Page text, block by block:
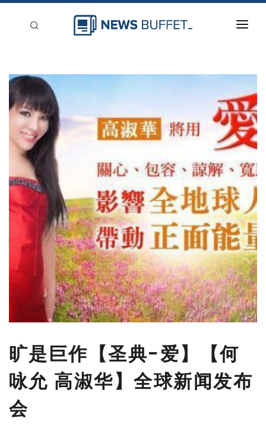
新聞稿分類
登入
刊登
旷是巨作【圣典-爱】【何
咏允 高淑华】全球新闻发布
会